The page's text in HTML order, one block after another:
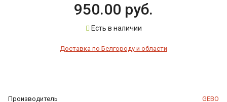
Производитель GEBO
950.00 руб.
Есть в наличии
Доставка по Белгороду и области